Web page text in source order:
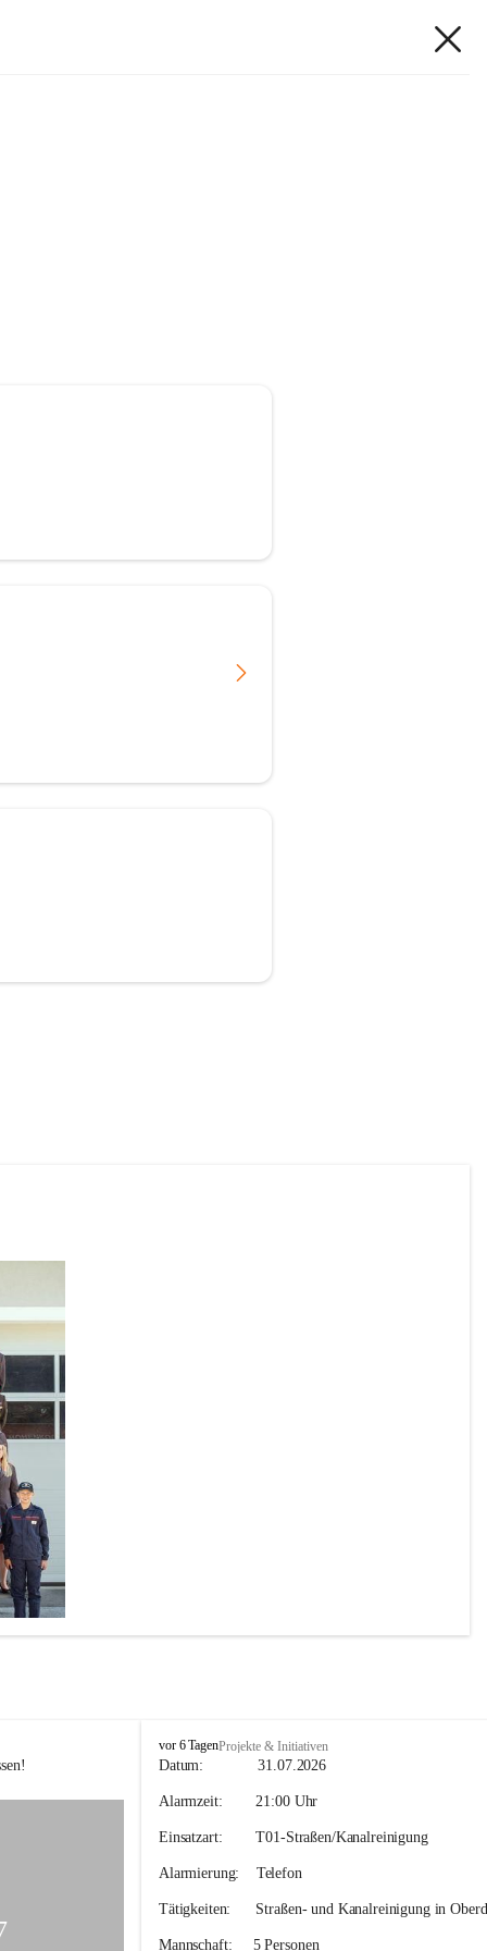
F
F
o
e
n
k
o
l
vor 6 TagenProjekte & Initiativen
Datum: 31.07.2026
Alarmzeit:
        21:00 Uhr
Einsatzart: T01-Straßen/Kanalreinigung
Alarmierung: Telefon
Tätigkeiten:
Straßen- und Kanalreinigung in
Mannschaft:
     5 Personen